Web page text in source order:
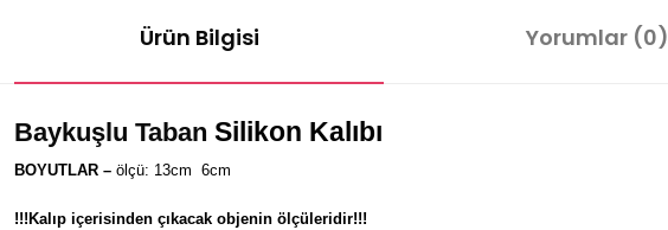
Ürün Bilgisi Yorumlar (0)
Baykuşlu Taban Silikon Kalıbı
BOYUTLAR – ölçü: 13cm 6cm
!!!Kalıp içerisinden çıkacak objenin ölçüleridir!!!